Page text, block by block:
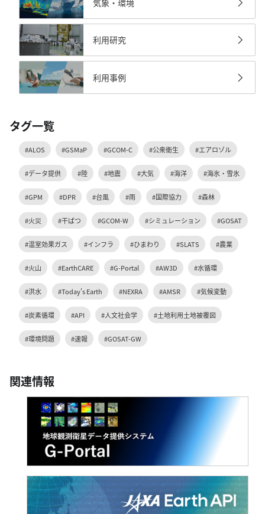
気象・環境
利用研究
利用事例
タグ一覧
#ALOS #GSMaP #GCOM-C #公衆衛生 #エアロゾル
#データ提供 #陸 #地震 #大気 #海洋 #海氷・雪氷
#GPM #DPR #台風 #雨 #国際協力 #森林
#火災 #干ばつ #GCOM-W #シミュレーション #GOSAT
#温室効果ガス #インフラ #ひまわり #SLATS #農業
#火山 #EarthCARE #G-Portal #AW3D #水循環
#洪水 #Today's Earth #NEXRA #AMSR #気候変動
#炭素循環 #API #人文社会学 #土地利用土地被覆図
#環境問題 #速報 #GOSAT-GW
関連情報